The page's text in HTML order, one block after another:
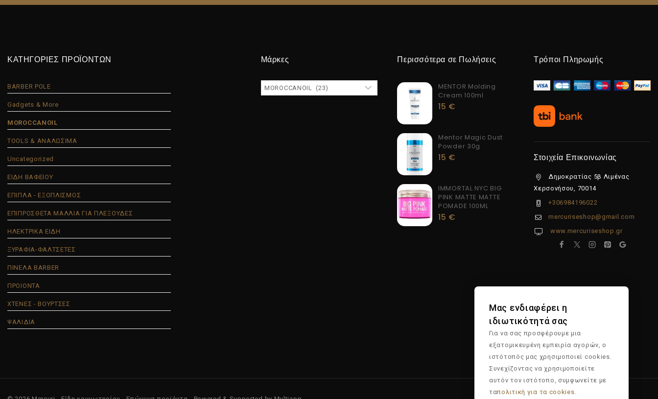
ΚΑΤΗΓΟΡΙΕΣ ΠΡΟΪΟΝΤΩΝ
BARBER POLE
Gadgets & More
MOROCCANOIL
TOOLS & ΑΝΑΛΩΣΙΜΑ
Uncategorized
ΕΙΔΗ ΒΑΦΕΙΟΥ
ΕΠΙΠΛΑ - ΕΞΟΠΛΙΣΜΟΣ
ΕΠΙΠΡΟΣΘΕΤΑ ΜΑΛΛΙΑ ΓΙΑ ΠΛΕΞΟΥΔΕΣ
ΗΛΕΚΤΡΙΚΑ ΕΙΔΗ
ΞΥΡΑΦΙΑ-ΦΑΛΤΣΕΤΕΣ
ΠΙΝΕΛΑ BARBER
ΠΡΟΙΟΝΤΑ
ΧΤΕΝΕΣ - ΒΟΥΡΤΣΕΣ
ΨΑΛΙΔΙΑ
Μάρκες Περισσότερα σε Πωλήσεις
MENTOR Molding
Cream 100ml
15 €
Mentor Magic Dust
Powder 30g
15 €
IMMORTAL NYC BIG
PINK MATTE MATTE
POMADE 100ML
15 €
Τρόποι Πληρωμής
Στοιχεία Επικοινωνίας
Δημοκρατίας 5β Λιμένας
Χερσονήσου, 70014
+306984196022
mercuriseshop@gmail.com
www.mercuriseshop.gr
Μας ενδιαφέρει η
ιδιωτικότητά σας
Για να σας προσφέρουμε μια
εξατομικευμένη εμπειρία αγορών, ο
ιστότοπός μας χρησιμοποιεί cookies.
Συνεχίζοντας να χρησιμοποιείτε
αυτόν τον ιστότοπο, συμφωνείτε με
ταπολιτική για τα cookies.